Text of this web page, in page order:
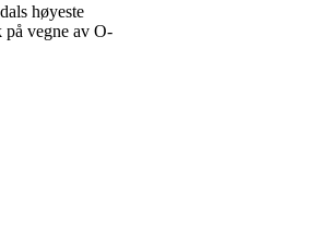
høyeste
på vegne av O-